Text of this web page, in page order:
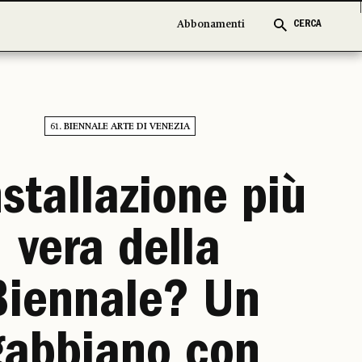
Abbonamenti CERCA
Abbonamenti CERCA
61. BIENNALE ARTE DI VENEZIA
più
vera della
Un